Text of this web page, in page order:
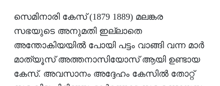
സെമിനാരി കേസ് (1879 1889) മലങ്കര
സഭയുടെ അനുമതി ഇല്ലാതെ
അന്തോകിയയില്‍ പോയി പട്ടം വാങ്ങി വന്ന മാര്‍
മാത്യൂസ് അത്തനാസിയോസ് ആയി ഉണ്ടായ
കേസ്. അവസാനം അദ്ദേഹം കേസില്‍ തോറ്റ്